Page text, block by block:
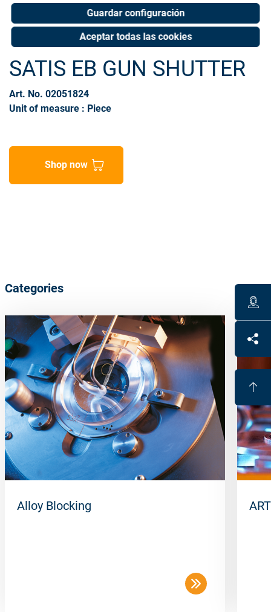
Guardar configuración
Aceptar todas las cookies
SATIS EB GUN SHUTTER
Art. No. 02051824
Unit of measure : Piece
Shop now
Categories
Alloy Blocking